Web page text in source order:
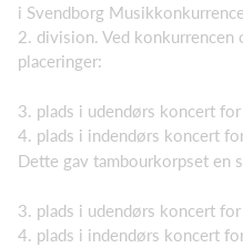
i Svendborg
2. division. Ved konkurrencen
placeringer:
3. plads i udendørs koncert
4. plads i indendørs koncert
Dette gav tambourkorpset en
3. plads i udendørs koncert
4. plads i indendørs koncert